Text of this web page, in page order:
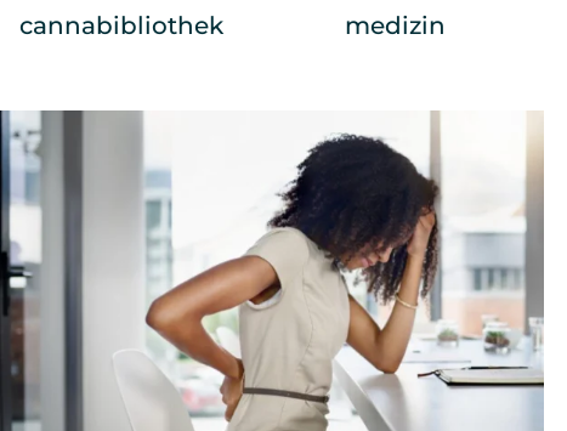
cannabibliothek medizin